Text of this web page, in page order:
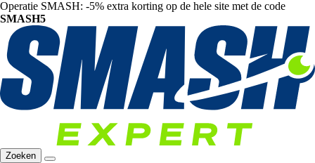
Operatie SMASH: -5% extra korting op de hele site met de code
SMASH5
Zoeken